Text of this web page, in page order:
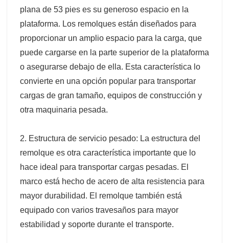
plana de 53 pies es su generoso espacio en la
plataforma. Los remolques están diseñados para
proporcionar un amplio espacio para la carga, que
puede cargarse en la parte superior de la plataforma
o asegurarse debajo de ella. Esta característica lo
convierte en una opción popular para transportar
cargas de gran tamaño, equipos de construcción y
otra maquinaria pesada.
2. Estructura de servicio pesado: La estructura del
remolque es otra característica importante que lo
hace ideal para transportar cargas pesadas. El
marco está hecho de acero de alta resistencia para
mayor durabilidad. El remolque también está
equipado con varios travesaños para mayor
estabilidad y soporte durante el transporte.